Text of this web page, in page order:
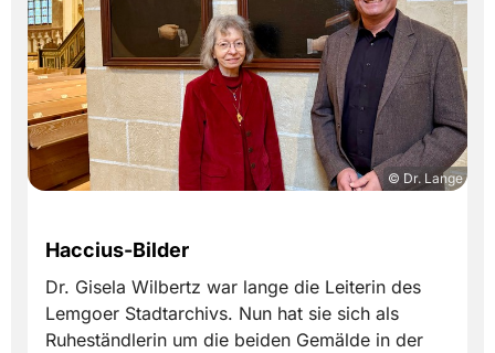
© Dr. Lange
Haccius-Bilder
Dr. Gisela Wilbertz war lange die Leiterin des
Lemgoer Stadtarchivs. Nun hat sie sich als
Ruheständlerin um die beiden Gemälde in der